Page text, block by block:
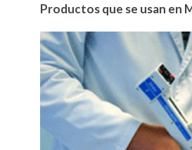
Productos que se usan en